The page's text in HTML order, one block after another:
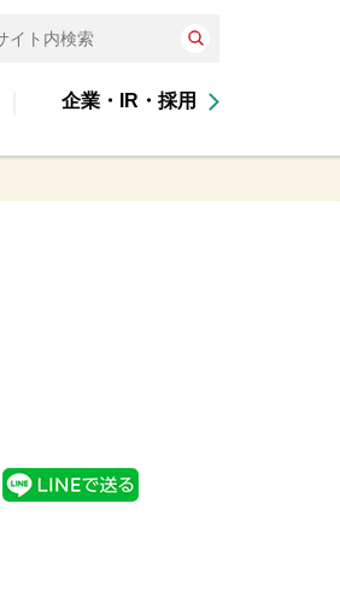
企業・IR・採用